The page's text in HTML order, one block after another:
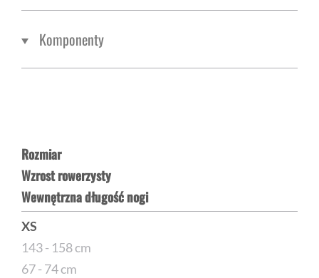
Komponenty
Rozmiar
Wzrost rowerzysty
Wewnętrzna długość nogi
XS
143 - 158 cm
67 - 74 cm